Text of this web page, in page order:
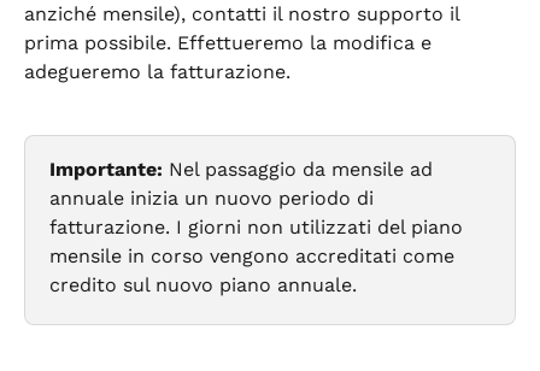
anziché mensile), contatti il nostro supporto il
prima possibile. Effettueremo la modifica e
adegueremo la fatturazione.
Importante: Nel passaggio da mensile ad
annuale inizia un nuovo periodo di
fatturazione. I giorni non utilizzati del piano
mensile in corso vengono accreditati come
credito sul nuovo piano annuale.